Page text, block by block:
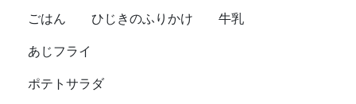
ごはん ひじきのふりかけ 牛乳
あじフライ
ポテトサラダ